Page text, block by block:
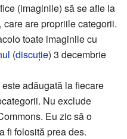
(imaginile) să se afle la
, care are propriile categorii.
toate imaginile cu
(discuție) 3 decembrie
adăugată la fiecare
Nu exclude
Eu zic să o
fi folosită prea des.